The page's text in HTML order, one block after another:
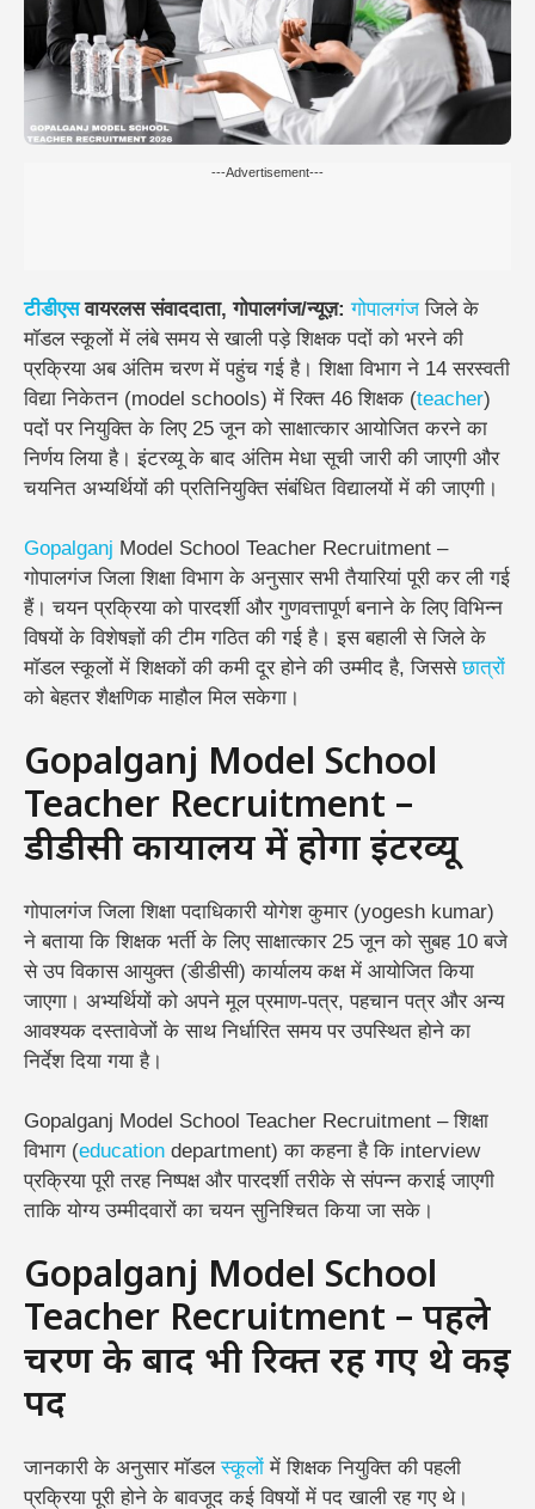
---Advertisement---
टीडीएसवायरलस संवाददाता, गोपालगंज/न्यूज़: गोपालगंजजिले के
मॉडल स्कूलों में लंबे समय से खाली पड़े शिक्षक पदों को भरने की
प्रक्रिया अब अंतिम चरण में पहुंच गई है। शिक्षा विभाग ने 14 सरस्वती
विद्या निकेतन (model schools) में रिक्त 46 शिक्षक (teacher)
पदों पर नियुक्ति के लिए 25 जून को साक्षात्कार आयोजित करने का
निर्णय लिया है। इंटरव्यू के बाद अंतिम मेधा सूची जारी की जाएगी और
चयनित अभ्यर्थियों की प्रतिनियुक्ति संबंधित विद्यालयों में की जाएगी।
Gopalganj Model School Teacher Recruitment –
गोपालगंज जिला शिक्षा विभाग के अनुसार सभी तैयारियां पूरी कर ली गई
हैं। चयन प्रक्रिया को पारदर्शी और गुणवत्तापूर्ण बनाने के लिए विभिन्न
विषयों के विशेषज्ञों की टीम गठित की गई है। इस बहाली से जिले के
मॉडल स्कूलों में शिक्षकों की कमी दूर होने की उम्मीद है, जिससेछात्रों
को बेहतर शैक्षणिक माहौल मिल सकेगा।
Gopalganj Model School
Teacher Recruitment –
डीडीसी कार्यालय में होगा इंटरव्यू
गोपालगंज जिला शिक्षा पदाधिकारी योगेश कुमार (yogesh kumar)
ने बताया कि शिक्षक भर्ती के लिए साक्षात्कार 25 जून को सुबह 10 बजे
से उप विकास आयुक्त (डीडीसी) कार्यालय कक्ष में आयोजित किया
जाएगा। अभ्यर्थियों को अपने मूल प्रमाण-पत्र, पहचान पत्र और अन्य
आवश्यक दस्तावेजों के साथ निर्धारित समय पर उपस्थित होने का
निर्देश दिया गया है।
Gopalganj Model School Teacher Recruitment – शिक्षा
विभाग (education department) का कहना है कि interview
प्रक्रिया पूरी तरह निष्पक्ष और पारदर्शी तरीके से संपन्न कराई जाएगी
ताकि योग्य उम्मीदवारों का चयन सुनिश्चित किया जा सके।
Gopalganj Model School
Teacher Recruitment – पहले
चरण के बाद भी रिक्त रह गए थे कई
पद
जानकारी के अनुसार मॉडलस्कूलों में शिक्षक नियुक्ति की पहली
प्रक्रिया पूरी होने के बावजूद कई विषयों में पद खाली रह गए थे।